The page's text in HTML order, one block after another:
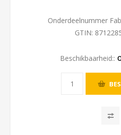
Onderdeelnummer
GTIN:
Beschikbaarheid::